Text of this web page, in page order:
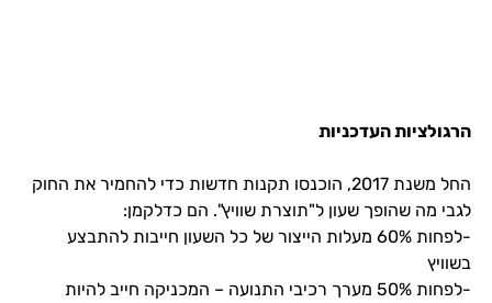
הרגולציות העדכניות
החל משנת 2017, הוכנסו תקנות חדשות כדי להחמיר את החוק
לגבי מה שהופך שעון ל"תוצרת שוויץ". הם כדלקמן:
-לפחות 60% מעלות הייצור של כל השעון חייבות להתבצע
בשוויץ
-לפחות 50% מערך רכיבי התנועה – המכניקה חייב להיות